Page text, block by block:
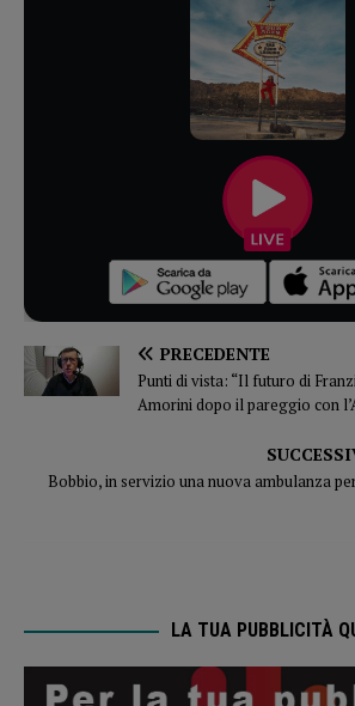
PRECEDENTE
Punti di vista: “Il futuro di
Amorini dopo il pareggio con
Bobbio, in servizio una nuova ambulanza
LA TUA PUBBLICITÀ